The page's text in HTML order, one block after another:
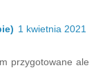
1 kwietnia 2021
przygotowane ale